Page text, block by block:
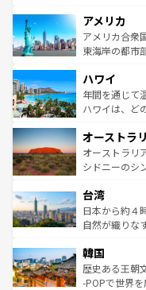
ンツ一覧を参
の建物がその
博物館もあり
ことができる
ば市内交通費無
着のスイス情
アメリカ
アメリカ合衆
東海岸の都市
のような巨大
ンメントが詰
西部には大自
部のニューオ
文化が魅力。
しみながら、
ならではの贅沢な旅の
情報はコンテ
ハワイ
年間を通じて
ハワイは、ど
ワイ島は見逃
島だが、静か
おすすめ。エ
れるおもてな
人々、おいし
ク、伝統的な
ワイを、存分に味わって
はコンテンツ
オーストラ
オーストラリ
シドニーのシ
リアリーフや
ク）、タスマ
ど、見どころ
いる。アクテ
ビング、ハイ
い。オースト
台湾
日本から約４
自然が織りな
ン）、静ひつ
と山間の静け
驚きをもたら
韓国
歴史ある王朝
-POPで世界